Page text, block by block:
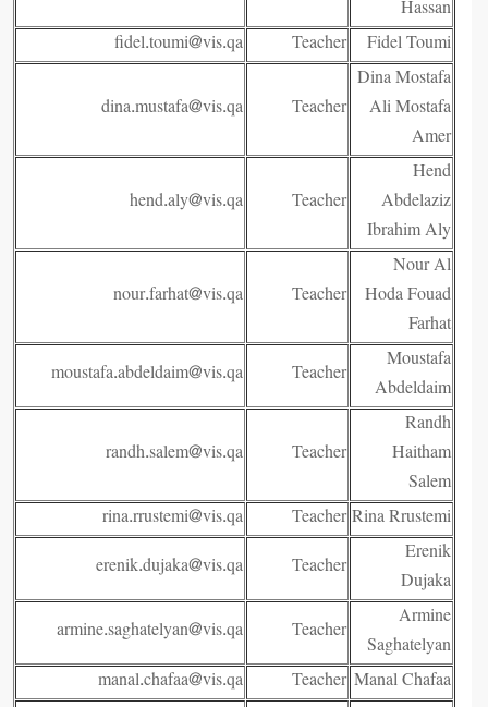
Hassan
Fidel Toumi
Teacher
fidel.toumi@vis.qa
Dina Mostafa
Ali Mostafa
Amer
Teacher
dina.mustafa@vis.qa
Hend
Abdelaziz
Ibrahim Aly
Teacher
hend.aly@vis.qa
Nour Al
Hoda Fouad
Farhat
Teacher
nour.farhat@vis.qa
Moustafa
Abdeldaim
Teacher
moustafa.abdeldaim@vis.qa
Randh
Haitham
Salem
Teacher
randh.salem@vis.qa
Rina Rrustemi
Teacher
rina.rrustemi@vis.qa
Erenik
Dujaka
Teacher
erenik.dujaka@vis.qa
Armine
Saghatelyan
Teacher
armine.saghatelyan@vis.qa
Manal Chafaa
Teacher
manal.chafaa@vis.qa